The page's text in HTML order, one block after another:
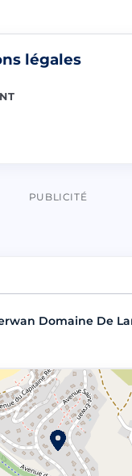
légales
PUBLICITÉ
Domaine De